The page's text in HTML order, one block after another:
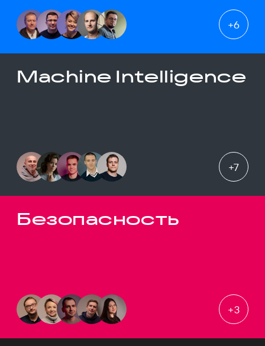
+6
Machine Intelligence
+7
Безопасность
+3